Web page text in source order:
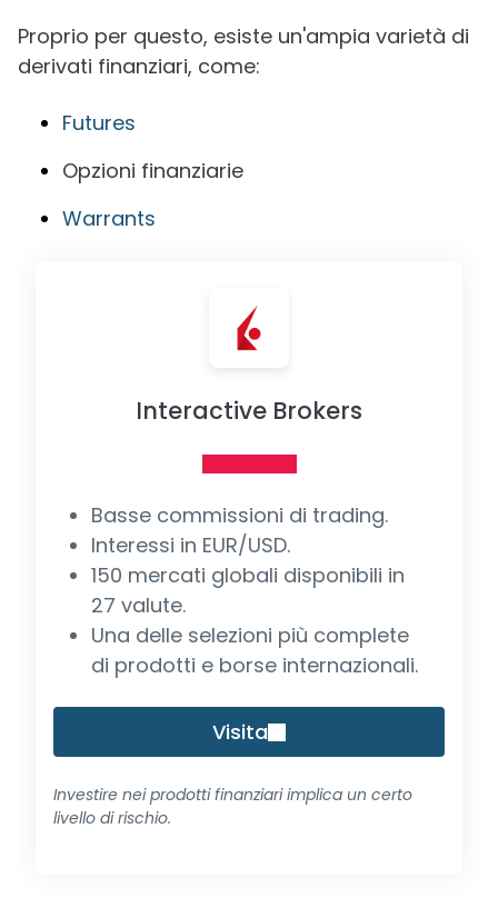
Proprio per questo, esiste un'ampia varietà di
derivati finanziari, come:
Futures
Opzioni finanziarie
Warrants
Interactive Brokers
Basse commissioni di trading.
Interessi in EUR/USD.
150 mercati globali disponibili in
27 valute.
Una delle selezioni più complete
di prodotti e borse internazionali.
Visita
Investire nei prodotti finanziari implica un certo
livello di rischio.